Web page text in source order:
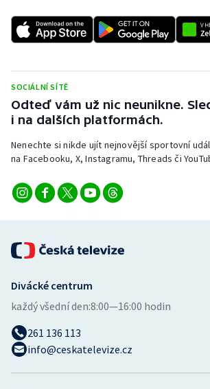
SOCIÁLNÍ SÍTĚ
Odteď vám už nic neunikne.
i na dalších platformách.
Nenechte si nikde ujít nejnovější sportovní
na Facebooku, X, Instagramu, Threads či
Divácké centrum
každý všední den:8:00—16:00 hodin
261 136 113
info@ceskatelevize.cz